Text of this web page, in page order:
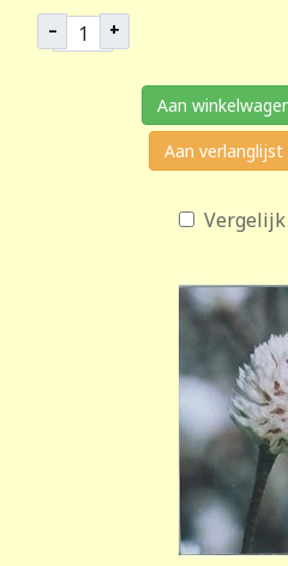
– +
Aan
Aan